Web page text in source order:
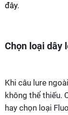
đây.
Chọn loại dây
Khi câu lure
không thể thiếu.
hay chọn loại